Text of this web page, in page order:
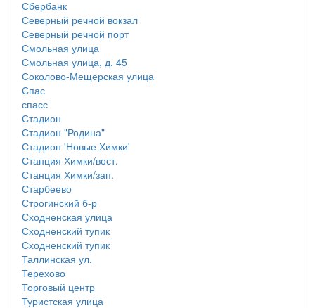
Сбербанк
Северный речной вокзал
Северный речной порт
Смольная улица
Смольная улица, д. 45
Соколово-Мещерская улица
Спас
спасс
Стадион
Стадион "Родина"
Стадион 'Новые Химки'
Станция Химки/вост.
Станция Химки/зап.
Старбеево
Строгинский б-р
Сходненская улица
Сходненский тупик
Сходненский тупик
Таллинская ул.
Терехово
Торговый центр
Туристская улица